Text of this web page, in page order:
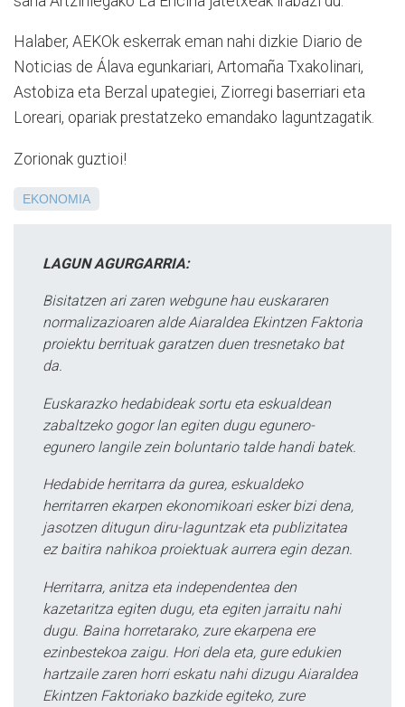
Halaber, AEKOk eskerrak eman nahi dizkie Diario de
Noticias de Álava egunkariari, Artomaña Txakolinari,
Astobiza eta Berzal upategiei, Ziorregi baserriari eta
Loreari, opariak prestatzeko emandako laguntzagatik.
Zorionak guztioi!
EKONOMIA
LAGUN AGURGARRIA:
Bisitatzen ari zaren webgune hau euskararen
normalizazioaren alde Aiaraldea Ekintzen Faktoria
proiektu berrituak garatzen duen tresnetako bat
da.
Euskarazko hedabideak sortu eta eskualdean
zabaltzeko gogor lan egiten dugu egunero-
egunero langile zein boluntario talde handi batek.
Hedabide herritarra da gurea, eskualdeko
herritarren ekarpen ekonomikoari esker bizi dena,
jasotzen ditugun diru-laguntzak eta publizitatea
ez baitira nahikoa proiektuak aurrera egin dezan.
Herritarra, anitza eta independentea den
kazetaritza egiten dugu, eta egiten jarraitu nahi
dugu. Baina horretarako, zure ekarpena ere
ezinbestekoa zaigu. Hori dela eta, gure edukien
hartzaile zaren horri eskatu nahi dizugu Aiaraldea
Ekintzen Faktoriako bazkide egiteko, zure